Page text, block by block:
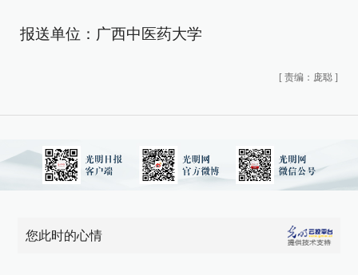
报送单位：广西中医药大学
[ 责编：庞聪 ]
您此时的心情